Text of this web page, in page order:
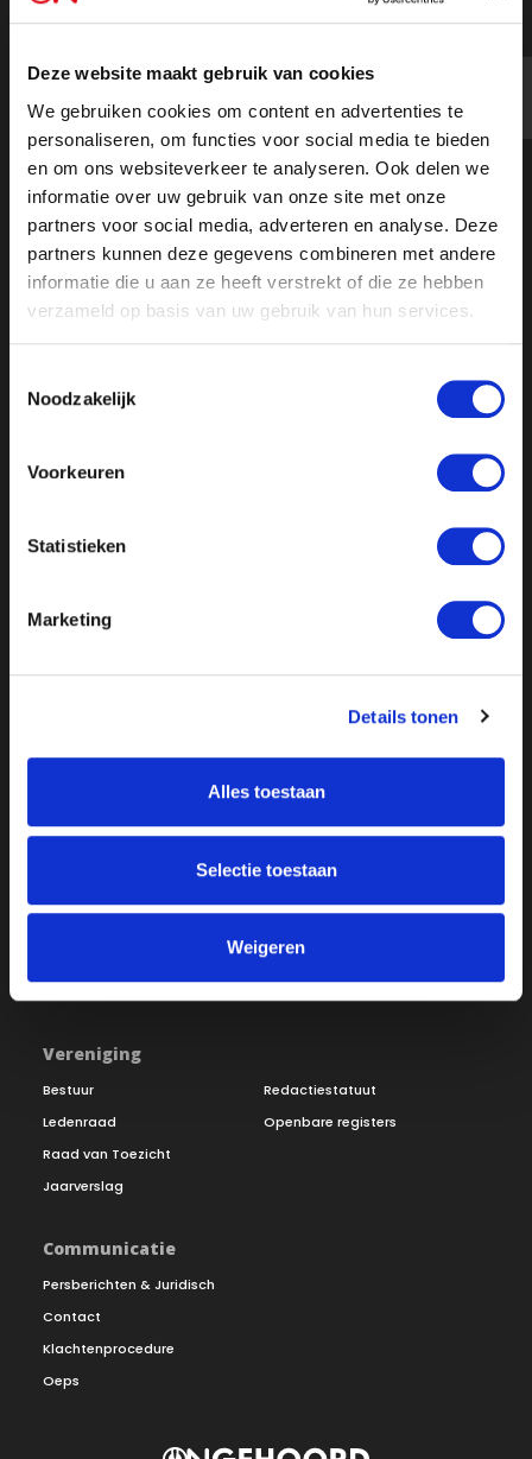
Deze website maakt gebruik van cookies
We gebruiken cookies om content en advertenties te
personaliseren, om functies voor social media te bieden
en om ons websiteverkeer te analyseren. Ook delen we
informatie over uw gebruik van onze site met onze
partners voor social media, adverteren en analyse. Deze
partners kunnen deze gegevens combineren met andere
informatie die u aan ze heeft verstrekt of die ze hebben
verzameld op basis van uw gebruik van hun services.
Noodzakelijk
Voorkeuren
Statistieken
Marketing
Details tonen
Alles toestaan
Selectie toestaan
Weigeren
"Waarom zou ik nog stemmen?"
Steeds meer kiezers lijken af te haken. Arlette Adriani
ging de straat op om te vragen waarom mensen hun
buik vol hebben van de politiek.
Kijk de uitzending
Vereniging
Bestuur
Ledenraad
Raad van Toezicht
Jaarverslag
Redactiestatuut
Openbare registers
Communicatie
Persberichten & Juridisch
Contact
Klachtenprocedure
Oeps